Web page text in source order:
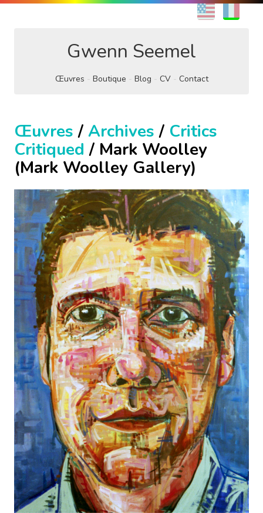
EN
Gwenn Seemel
Œuvres Boutique Blog CV Contact
Œuvres / Archives / Critics
Critiqued / Mark Woolley
(Mark Woolley Gallery)